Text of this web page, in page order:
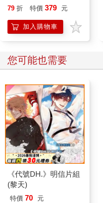
就告訴我這些事
79 折 特價 379 元
加入購物車
您可能也需要
《代號DH.》明信片組
(黎天)
特價 70 元